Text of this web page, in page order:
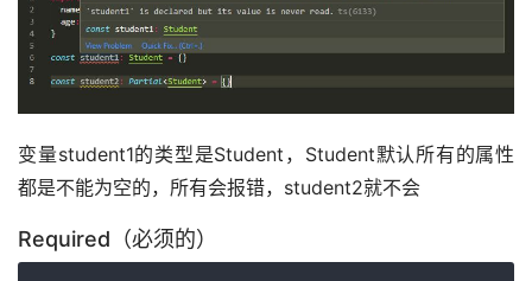
变量student1的类型是Student，Student默认所有的属性
都是不能为空的，所有会报错，student2就不会
Required（必须的）